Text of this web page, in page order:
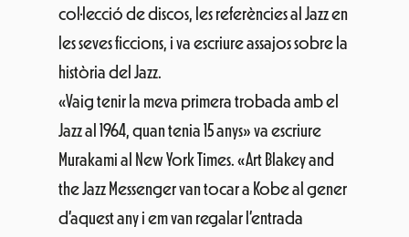
col·lecció de discos, les referències al Jazz en
les seves ficcions, i va escriure assajos sobre la
història del Jazz.
«Vaig tenir la meva primera trobada amb el
Jazz al 1964, quan tenia 15 anys» va escriure
Murakami al New York Times. «Art Blakey and
the Jazz Messenger van tocar a Kobe al gener
d’aquest any i em van regalar l’entrada